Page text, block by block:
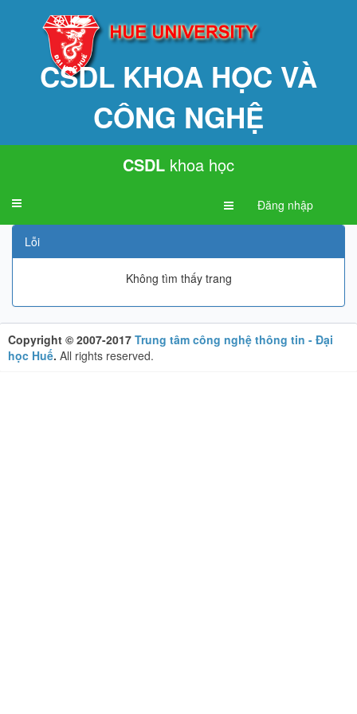
CSDL KHOA HỌC VÀ
CÔNG NGHỆ
CSDL khoa học
Toggle
Đăng nhập
Lỗi
Không tìm thấy trang
Copyright © 2007-2017 Trung tâm công nghệ thông tin - Đại
học Huế. All rights reserved.